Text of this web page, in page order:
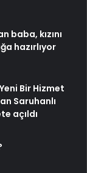
baba, kızını
hazırlıyor
Bir Hizmet
Saruhanlı
açıldı